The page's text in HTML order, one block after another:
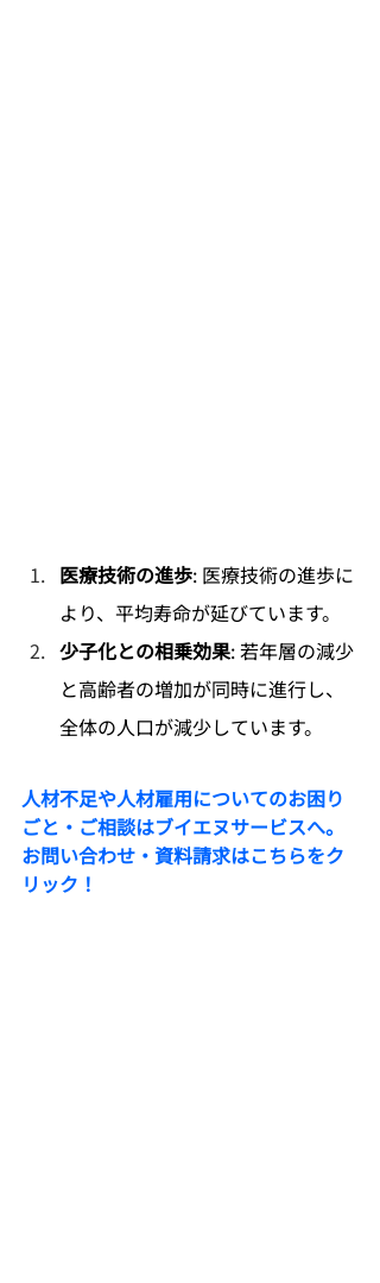
医療技術の進歩: 医療技術の進歩に
より、平均寿命が延びています。
少子化との相乗効果: 若年層の減少
と高齢者の増加が同時に進行し、
全体の人口が減少しています。
人材不足や人材雇用についてのお困り
ごと・ご相談はブイエヌサービスへ。
お問い合わせ・資料請求はこちらをク
リック！